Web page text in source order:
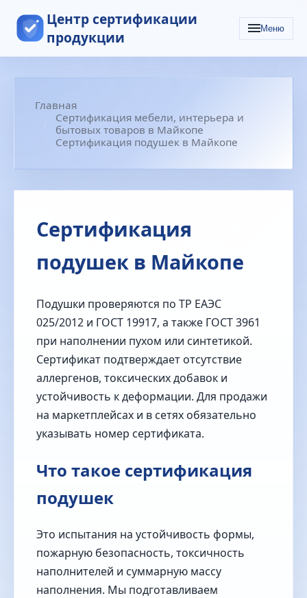
Центр сертификации
продукции
Меню
Главная
Сертификация мебели, интерьера и
бытовых товаров в Майкопе
Сертификация подушек в Майкопе
Сертификация
подушек в Майкопе
Подушки проверяются по ТР ЕАЭС
025/2012 и ГОСТ 19917, а также ГОСТ 3961
при наполнении пухом или синтетикой.
Сертификат подтверждает отсутствие
аллергенов, токсических добавок и
устойчивость к деформации. Для продажи
на маркетплейсах и в сетях обязательно
указывать номер сертификата.
Что такое сертификация
подушек
Это испытания на устойчивость формы,
пожарную безопасность, токсичность
наполнителей и суммарную массу
наполнения. Мы подготавливаем